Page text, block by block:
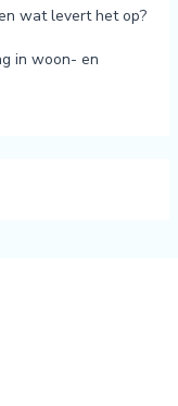
wat levert het op?
in woon- en